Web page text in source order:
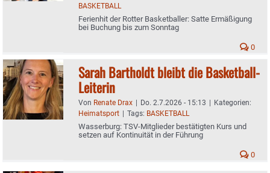
BASKETBALL
Ferienhit der Rotter Basketballer: Satte Ermäßigung
bei Buchung bis zum Sonntag
0
Sarah Bartholdt bleibt die Basketball-
Leiterin
Von Renate Drax | Do. 2.7.2026 - 15:13 | Kategorien:
Heimatsport | Tags: BASKETBALL
Wasserburg: TSV-Mitglieder bestätigten Kurs und
setzen auf Kontinuität in der Führung
0